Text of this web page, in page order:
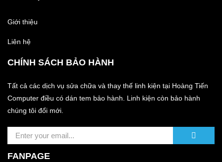
Giới thiệu
Liên hệ
CHÍNH SÁCH BẢO HÀNH
Tất cả các dịch vụ sửa chữa và thay thế linh kiện tại Hoàng Tiến
Computer điều có dán tem bảo hành. Linh kiện còn bảo hành
chúng tôi đổi mới.
FANPAGE